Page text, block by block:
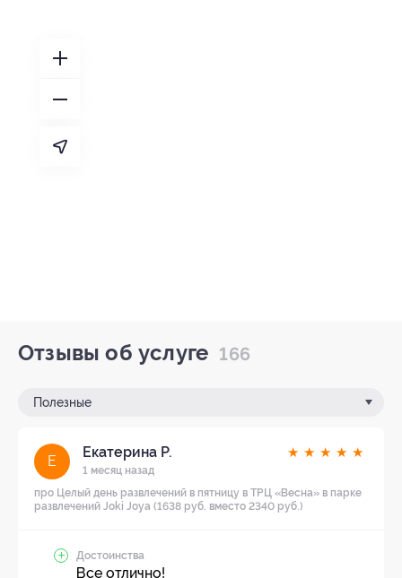
Отзывы об услуге 166
Полезные
Е
Екатерина Р.
1 месяц назад
★ ★ ★ ★ ★
про Целый день развлечений в пятницу в ТРЦ «Весна» в парке
развлечений Joki Joya (1638 руб. вместо 2340 руб.)
Достоинства
Все отлично!